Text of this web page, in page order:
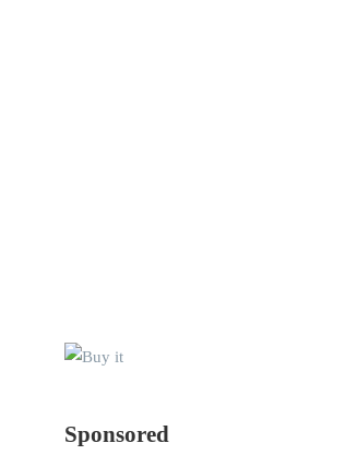
發專利扎根國際巿場
Sponsored